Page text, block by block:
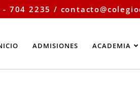
- 704 2235 /
ADMISIONES ACADEMIA